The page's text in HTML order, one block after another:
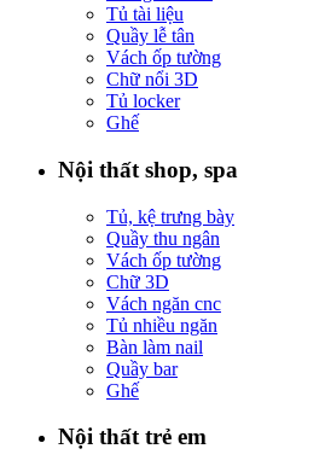
Tủ tài liệu
Quầy lễ tân
Vách ốp tường
Chữ nổi 3D
Tủ locker
Ghế
Nội thất shop, spa
Tủ, kệ trưng bày
Quầy thu ngân
Vách ốp tường
Chữ 3D
Vách ngăn cnc
Tủ nhiều ngăn
Bàn làm nail
Quầy bar
Ghế
Nội thất trẻ em